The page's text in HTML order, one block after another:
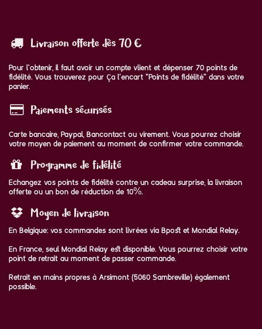
Livraison offerte dès 70 €
Pour l'obtenir, il faut avoir un compte vlient et dépenser 70 points de
fidélité. Vous trouverez pour ça l'encart "Points de fidélité" dans votre
panier.
Paiements sécurisés
Carte bancaire, Paypal, Bancontact ou virement. Vous pourrez choisir
votre moyen de paiement au moment de confirmer votre commande.
Programme de fidélité
Echangez vos points de fidélité contre un cadeau surprise, la livraison
offerte ou un bon de réduction de 10%.
Moyen de livraison
En Belgique: vos commandes sont livrées via Bpost et Mondial Relay.
En France, seul Mondial Relay est disponible. Vous pourrez choisir votre
point de retrait au moment de passer commande.
Retrait en mains propres à Arsimont (5060 Sambreville) également
possible.